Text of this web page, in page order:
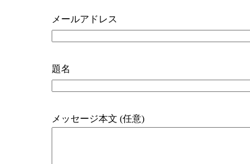
メールアドレス
題名
メッセージ本文 (任意)